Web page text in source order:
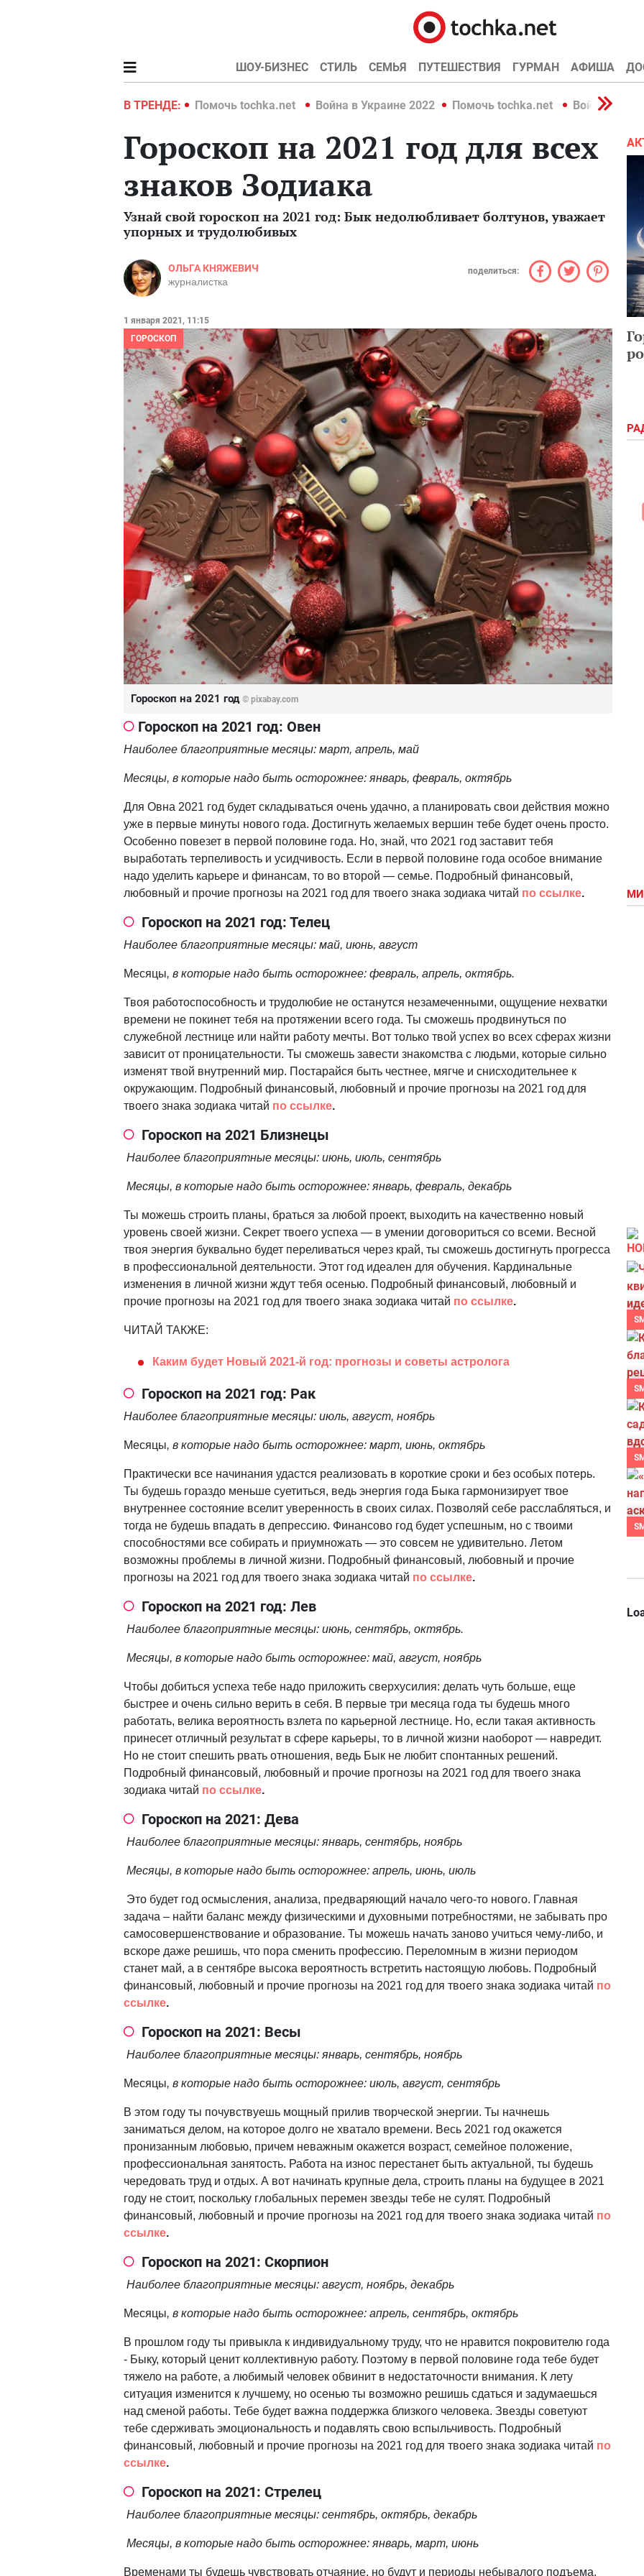
ШОУ-БИЗНЕС СТИЛЬ СЕМЬЯ ПУТЕШЕСТВИЯ ГУРМАН АФИША
В ТРЕНДЕ:
Война в Украине 2022 Помочь tochka.net Война в Украине 2022 Помочь tochka.net Война в
Гороскоп на 2021 год для всех
знаков Зодиака
Узнай свой гороскоп на 2021 год: Бык недолюбливает болтунов, уважает
упорных и трудолюбивых
ОЛЬГА КНЯЖЕВИЧ
журналистка
поделиться:
1 января 2021, 11:15
ГОРОСКОП
Гороскоп на 2021 год © pixabay.com
Гороскоп на 2021 год: Овен
Наиболее благоприятные месяцы: март, апрель, май
Месяцы, в которые надо быть осторожнее: январь, февраль, октябрь
Для Овна 2021 год будет складываться очень удачно, а планировать свои действия можно
уже в первые минуты нового года. Достигнуть желаемых вершин тебе будет очень просто.
Особенно повезет в первой половине года. Но, знай, что 2021 год заставит тебя
выработать терпеливость и усидчивость. Если в первой половине года особое внимание
надо уделить карьере и финансам, то во второй — семье. Подробный финансовый,
любовный и прочие прогнозы на 2021 год для твоего знака зодиака читай по ссылке.
Гороскоп на 2021 год: Телец
Наиболее благоприятные месяцы: май, июнь, август
Месяцы, в которые надо быть осторожнее: февраль, апрель, октябрь.
Твоя работоспособность и трудолюбие не останутся незамеченными, ощущение нехватки
времени не покинет тебя на протяжении всего года. Ты сможешь продвинуться по
служебной лестнице или найти работу мечты. Вот только твой успех во всех сферах жизни
зависит от проницательности. Ты сможешь завести знакомства с людьми, которые сильно
изменят твой внутренний мир. Постарайся быть честнее, мягче и снисходительнее к
окружающим. Подробный финансовый, любовный и прочие прогнозы на 2021 год для
твоего знака зодиака читай по ссылке.
Гороскоп на 2021 Близнецы
Наиболее благоприятные месяцы: июнь, июль, сентябрь
Месяцы, в которые надо быть осторожнее: январь, февраль, декабрь
Ты можешь строить планы, браться за любой проект, выходить на качественно новый
уровень своей жизни. Секрет твоего успеха — в умении договориться со всеми. Весной
твоя энергия буквально будет переливаться через край, ты сможешь достигнуть прогресса
в профессиональной деятельности. Этот год идеален для обучения. Кардинальные
изменения в личной жизни ждут тебя осенью. Подробный финансовый, любовный и
прочие прогнозы на 2021 год для твоего знака зодиака читай по ссылке.
ЧИТАЙ ТАКЖЕ:
Каким будет Новый 2021-й год: прогнозы и советы астролога
Гороскоп на 2021 год: Рак
Наиболее благоприятные месяцы: июль, август, ноябрь
Месяцы, в которые надо быть осторожнее: март, июнь, октябрь
Практически все начинания удастся реализовать в короткие сроки и без особых потерь.
Ты будешь гораздо меньше суетиться, ведь энергия года Быка гармонизирует твое
внутреннее состояние вселит уверенность в своих силах. Позволяй себе расслабляться, и
тогда не будешь впадать в депрессию. Финансово год будет успешным, но с твоими
способностями все собирать и приумножать — это совсем не удивительно. Летом
возможны проблемы в личной жизни. Подробный финансовый, любовный и прочие
прогнозы на 2021 год для твоего знака зодиака читай по ссылке.
Гороскоп на 2021 год: Лев
Наиболее благоприятные месяцы: июнь, сентябрь, октябрь.
Месяцы, в которые надо быть осторожнее: май, август, ноябрь
Чтобы добиться успеха тебе надо приложить сверхусилия: делать чуть больше, еще
быстрее и очень сильно верить в себя. В первые три месяца года ты будешь много
работать, велика вероятность взлета по карьерной лестнице. Но, если такая активность
принесет отличный результат в сфере карьеры, то в личной жизни наоборот — навредит.
Но не стоит спешить рвать отношения, ведь Бык не любит спонтанных решений.
Подробный финансовый, любовный и прочие прогнозы на 2021 год для твоего знака
зодиака читай по ссылке.
Гороскоп на 2021: Дева
Наиболее благоприятные месяцы: январь, сентябрь, ноябрь
Месяцы, в которые надо быть осторожнее: апрель, июнь, июль
Это будет год осмысления, анализа, предваряющий начало чего-то нового. Главная
задача – найти баланс между физическими и духовными потребностями, не забывать про
самосовершенствование и образование. Ты можешь начать заново учиться чему-либо, и
вскоре даже решишь, что пора сменить профессию. Переломным в жизни периодом
станет май, а в сентябре высока вероятность встретить настоящую любовь. Подробный
финансовый, любовный и прочие прогнозы на 2021 год для твоего знака зодиака читай по
ссылке.
Гороскоп на 2021: Весы
Наиболее благоприятные месяцы: январь, сентябрь, ноябрь
Месяцы, в которые надо быть осторожнее: июль, август, сентябрь
В этом году ты почувствуешь мощный прилив творческой энергии. Ты начнешь
заниматься делом, на которое долго не хватало времени. Весь 2021 год окажется
пронизанным любовью, причем неважным окажется возраст, семейное положение,
профессиональная занятость. Работа на износ перестанет быть актуальной, ты будешь
чередовать труд и отдых. А вот начинать крупные дела, строить планы на будущее в 2021
году не стоит, поскольку глобальных перемен звезды тебе не сулят. Подробный
финансовый, любовный и прочие прогнозы на 2021 год для твоего знака зодиака читай по
ссылке.
Гороскоп на 2021: Скорпион
Наиболее благоприятные месяцы: август, ноябрь, декабрь
Месяцы, в которые надо быть осторожнее: апрель, сентябрь, октябрь
В прошлом году ты привыкла к индивидуальному труду, что не нравится покровителю года
- Быку, который ценит коллективную работу. Поэтому в первой половине года тебе будет
тяжело на работе, а любимый человек обвинит в недостаточности внимания. К лету
ситуация изменится к лучшему, но осенью ты возможно решишь сдаться и задумаешься
над сменой работы. Тебе будет важна поддержка близкого человека. Звезды советуют
тебе сдерживать эмоциональность и подавлять свою вспыльчивость. Подробный
финансовый, любовный и прочие прогнозы на 2021 год для твоего знака зодиака читай по
ссылке.
Гороскоп на 2021: Стрелец
Наиболее благоприятные месяцы: сентябрь, октябрь, декабрь
Месяцы, в которые надо быть осторожнее: январь, март, июнь
Временами ты будешь чувствовать отчаяние, но будут и периоды небывалого подъема.